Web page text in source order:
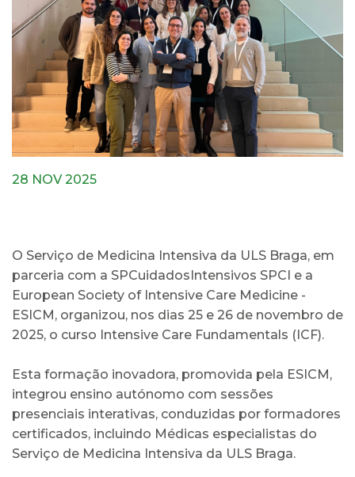
28 NOV 2025
O Serviço de Medicina Intensiva da ULS Braga, em
parceria com a SPCuidadosIntensivos SPCI e a
European Society of Intensive Care Medicine -
ESICM, organizou, nos dias 25 e 26 de novembro de
2025, o curso Intensive Care Fundamentals (ICF).
Esta formação inovadora, promovida pela ESICM,
integrou ensino autónomo com sessões
presenciais interativas, conduzidas por formadores
certificados, incluindo Médicas especialistas do
Serviço de Medicina Intensiva da ULS Braga.